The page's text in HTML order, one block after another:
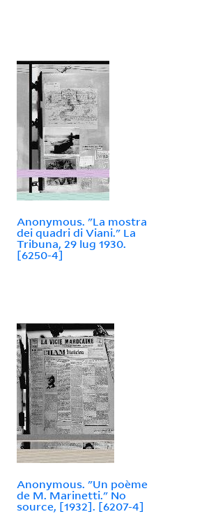
Anonymous. "La mostra
dei quadri di Viani." La
Tribuna, 29 lug 1930.
[6250-4]
Anonymous. "Un poème
de M. Marinetti." No
source, [1932]. [6207-4]